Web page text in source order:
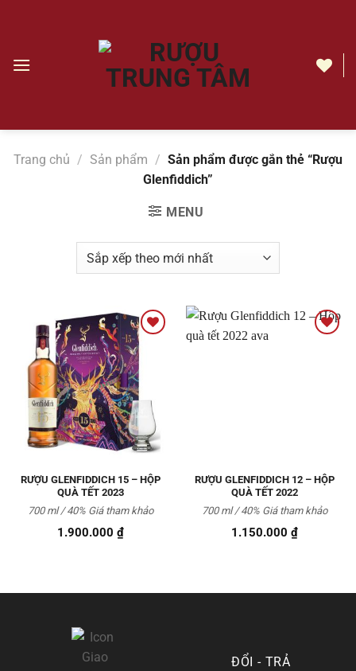
dungRượu
Trung
Trang chủ / Sản phẩm / Sản phẩm được gắn thẻ “Rượu
Glenfiddich”
MENU
Thêm
thích
RƯỢU GLENFIDDICH 15 – HỘP
QUÀ TẾT 2023
1.900.000₫
700 ml / 40% Giá tham khảo
RƯỢU GLENFIDDICH 12 – HỘP
QUÀ TẾT 2022
1.150.000₫
700 ml / 40% Giá tham khảo
ĐỔI - TRẢ